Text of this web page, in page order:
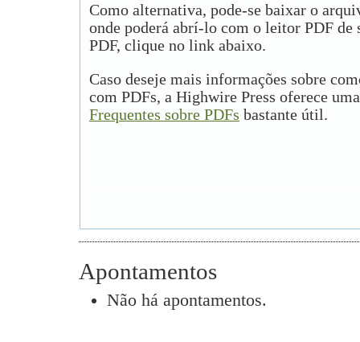
Como alternativa, pode-se baixar o
onde poderá abrí-lo com o leitor PDF de
PDF, clique no link abaixo.
Caso deseje mais informações sobre
com PDFs, a Highwire Press oferece
Frequentes sobre PDFs bastante útil.
Apontamentos
Não há apontamentos.